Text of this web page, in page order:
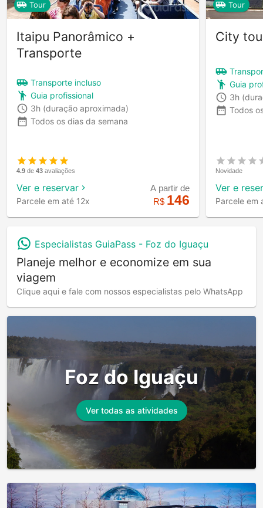
Tour
Itaipu Panorâmico +
Transporte
Transporte incluso
Guia profissional
3h (duração aproximada)
Todos os dias da semana
4.9 de 43 avaliações
Ver e reservar
Parcele em até 12x
A partir de
R$ 146
Tour
City
Guia
3h
Todos
Novidade
Ver e
Parcele em
Especialistas GuiaPass - Foz do Iguaçu
Planeje melhor e economize em sua
viagem
Clique aqui e fale com nossos especialistas pelo WhatsApp
Foz do Iguaçu
Ver todas as atividades